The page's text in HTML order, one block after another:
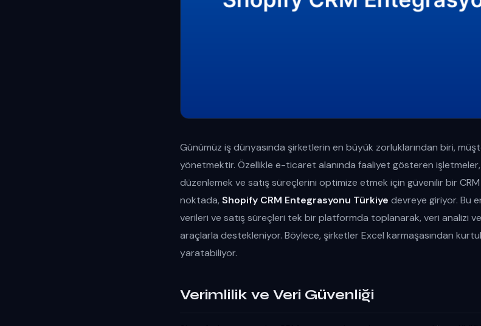
Günümüz iş dünyasında şirketlerin en büyük zorluklarından biri,
yönetmektir. Özellikle e-ticaret alanında faaliyet gösteren
düzenlemek ve satış süreçlerini optimize etmek için güvenilir bir
noktada, Shopify CRM Entegrasyonu Türkiye devreye giriyor. Bu
verileri ve satış süreçleri tek bir platformda toplanarak, veri analizi
araçlarla destekleniyor. Böylece, şirketler Excel karmaşasından
yaratabiliyor.
Verimlilik ve Veri Güvenliği